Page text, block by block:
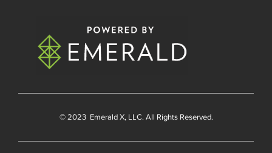
© 2023 Emerald X, LLC. All Rights Reserved.